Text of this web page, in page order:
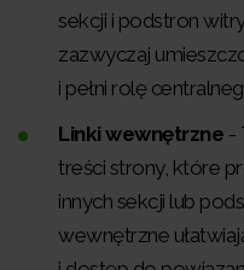
sekcji i podstron
zazwyczaj
i pełni rolę
Linki wewnętrzne -
treści strony, które
innych sekcji lub
wewnętrzne